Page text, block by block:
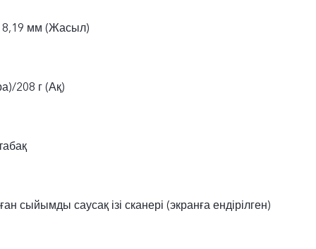
8,19 мм (Жасыл)
208 г (Ақ)
сыйымды саусақ ізі сканері (экранға ендірілген)